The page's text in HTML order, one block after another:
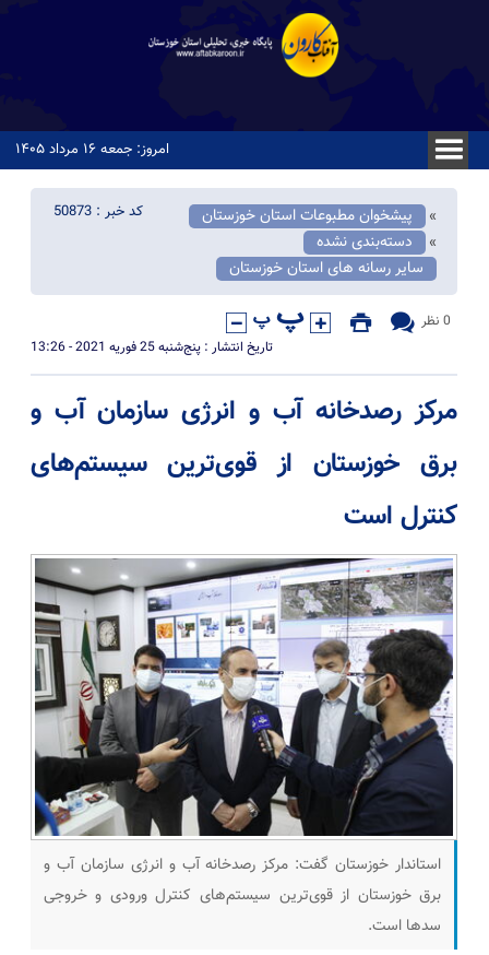
امروز: جمعه ۱۶ مرداد ۱۴۰۵
پیشخوان مطبوعات استان خوزستان «
دسته‌بندی نشده «
سایر رسانه های استان خوزستان
کد خبر : 50873
0 نظر
تاریخ انتشار : پنج‌شنبه 25 فوریه 2021 - 13:26
مرکز رصدخانه آب و انرژی سازمان آب و
برق خوزستان از قوی‌ترین سیستم‌های
کنترل است
استاندار خوزستان گفت: مرکز رصدخانه آب و انرژی سازمان آب و
برق خوزستان از قوی‌ترین سیستم‌های کنترل ورودی و خروجی
سدها است.